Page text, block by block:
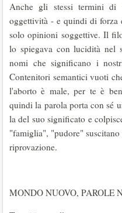
Anche gli stessi termini di
oggettività - e quindi di forza
solo opinioni soggettive. Il
lo spiegava con lucidità nel
nomi che significano i
Contenitori semantici vuoti
l'aborto è male, per te è
quindi la parola porta con sé
la del suo significato e
"famiglia", "pudore"
riprovazione.
MONDO NUOVO, PAROLE